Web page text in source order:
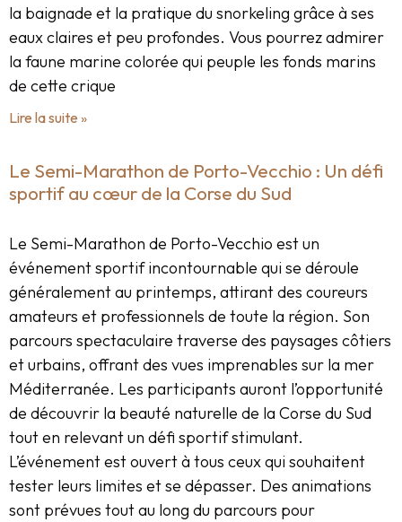
la baignade et la pratique du snorkeling grâce à ses
eaux claires et peu profondes. Vous pourrez admirer
la faune marine colorée qui peuple les fonds marins
de cette crique
Lire la suite »
Le Semi-Marathon de Porto-Vecchio : Un défi
sportif au cœur de la Corse du Sud
Le Semi-Marathon de Porto-Vecchio est un
événement sportif incontournable qui se déroule
généralement au printemps, attirant des coureurs
amateurs et professionnels de toute la région. Son
parcours spectaculaire traverse des paysages côtiers
et urbains, offrant des vues imprenables sur la mer
Méditerranée. Les participants auront l’opportunité
de découvrir la beauté naturelle de la Corse du Sud
tout en relevant un défi sportif stimulant.
L’événement est ouvert à tous ceux qui souhaitent
tester leurs limites et se dépasser. Des animations
sont prévues tout au long du parcours pour